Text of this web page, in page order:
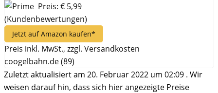
Preis: € 5,99
(Kundenbewertungen)
Jetzt auf Amazon kaufen*
Preis inkl. MwSt., zzgl. Versandkosten
coogelbahn.de (89)
Zuletzt aktualisiert am 20. Februar 2022 um 02:09 . Wir
weisen darauf hin, dass sich hier angezeigte Preise